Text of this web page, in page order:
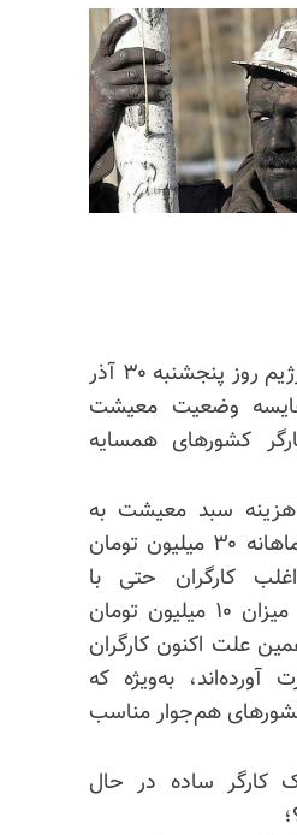
سایت اقتصاد۲۴ رژیم روز پنجشنبه ۳۰ آذر
وضعیت معیشت
کشورهای همسایه
سبد معیشت به
گواه کارشناسان، ماهانه ۳۰ میلیون تومان
کارگران حتی با
احتساب مزایا، به میزان ۱۰ میلیون تومان
علت اکنون کارگران
به‌ویژه که
هم‌جوار مناسب
کارگر ساده در حال